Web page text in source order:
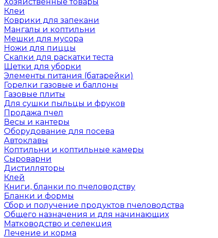
Клеи
Коврики для запекани
Мангалы и коптильни
Мешки для мусора
Ножи для пиццы
Скалки для раскатки теста
Щетки для уборки
Элементы питания (батарейки)
Горелки газовые и баллоны
Газовые плиты
Для сушки пыльцы и фруков
Продажа пчел
Весы и кантеры
Оборудование для посева
Автоклавы
Коптильни и коптильные камеры
Сыроварни
Дистилляторы
Клей
Книги, бланки по пчеловодству
Бланки и формы
Сбор и получение продуктов пчеловодства
Общего назначения и для начинающих
Матководство и селекция
Лечение и корма